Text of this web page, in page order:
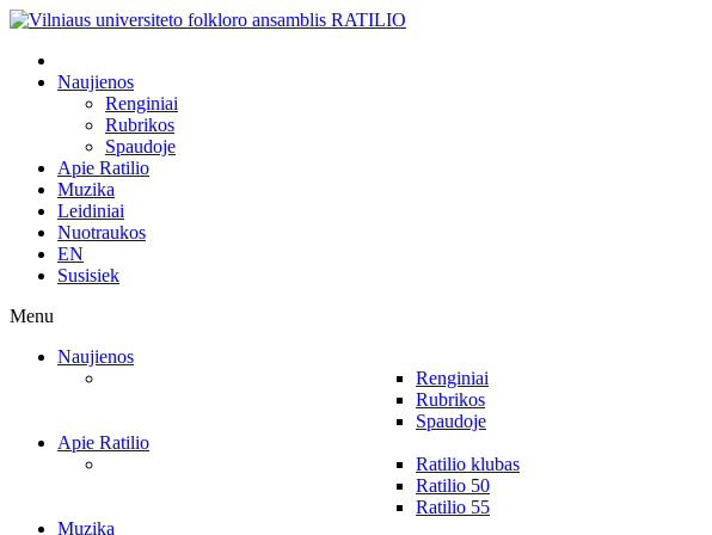
Naujienos
Renginiai
Rubrikos
Spaudoje
Apie Ratilio
Muzika
Leidiniai
Nuotraukos
EN
Susisiek
Menu
Naujienos
Renginiai
Rubrikos
Spaudoje
Apie Ratilio
Ratilio klubas
Ratilio 50
Ratilio 55
Muzika